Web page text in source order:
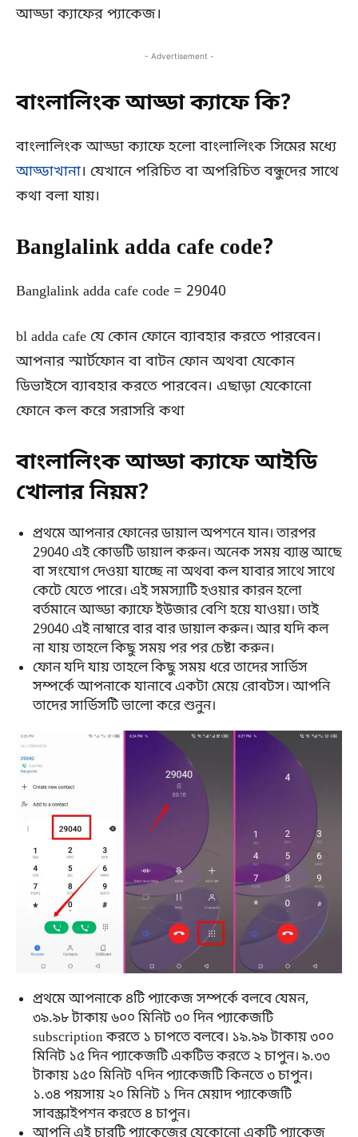
আড্ডা ক্যাফের প্যাকেজ।
- Advertisement -
বাংলালিংক আড্ডা ক্যাফে কি?
বাংলালিংক আড্ডা ক্যাফে হলো বাংলালিংক সিমের মধ্যে
আড্ডাখানা। যেখানে পরিচিত বা অপরিচিত বন্ধুদের সাথে
কথা বলা যায়।
Banglalink adda cafe code?
Banglalink adda cafe code = 29040
bl adda cafe যে কোন ফোনে ব্যাবহার করতে পারবেন।
আপনার স্মার্টফোন বা বাটন ফোন অথবা যেকোন
ডিভাইসে ব্যাবহার করতে পারবেন। এছাড়া যেকোনো
ফোনে কল করে সরাসরি কথা
বাংলালিংক আড্ডা ক্যাফে আইডি
খোলার নিয়ম?
প্রথমে আপনার ফোনের ডায়াল অপশনে যান। তারপর
29040 এই কোডটি ডায়াল করুন। অনেক সময় ব্যাস্ত আছে
বা সংযোগ দেওয়া যাচ্ছে না অথবা কল যাবার সাথে সাথে
কেটে যেতে পারে। এই সমস্যাটি হওয়ার কারন হলো
বর্তমানে আড্ডা ক্যাফে ইউজার বেশি হয়ে যাওয়া। তাই
29040 এই নাম্বারে বার বার ডায়াল করুন। আর যদি কল
না যায় তাহলে কিছু সময় পর পর চেষ্টা করুন।
ফোন যদি যায় তাহলে কিছু সময় ধরে তাদের সার্ভিস
সম্পর্কে আপনাকে যানাবে একটা মেয়ে রোবটস। আপনি
তাদের সার্ভিসটি ভালো করে শুনুন।
প্রথমে আপনাকে ৪টি প্যাকেজ সম্পর্কে বলবে যেমন,
৩৯.৯৮ টাকায় ৬০০ মিনিট ৩০ দিন প্যাকেজটি
subscription করতে ১ চাপতে বলবে। ১৯.৯৯ টাকায় ৩০০
মিনিট ১৫ দিন প্যাকেজটি একটিভ করতে ২ চাপুন। ৯.৩৩
টাকায় ১৫০ মিনিট ৭দিন প্যাকেজটি কিনতে ৩ চাপুন।
১.৩৪ পয়সায় ২০ মিনিট ১ দিন মেয়াদ প্যাকেজটি
সাবস্ক্রাইপশন করতে ৪ চাপুন।